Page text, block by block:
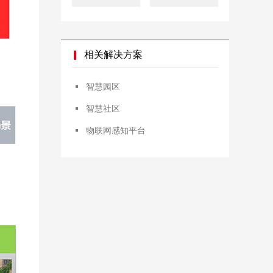
相关解决方案
智慧园区
智慧社区
物联网感知平台